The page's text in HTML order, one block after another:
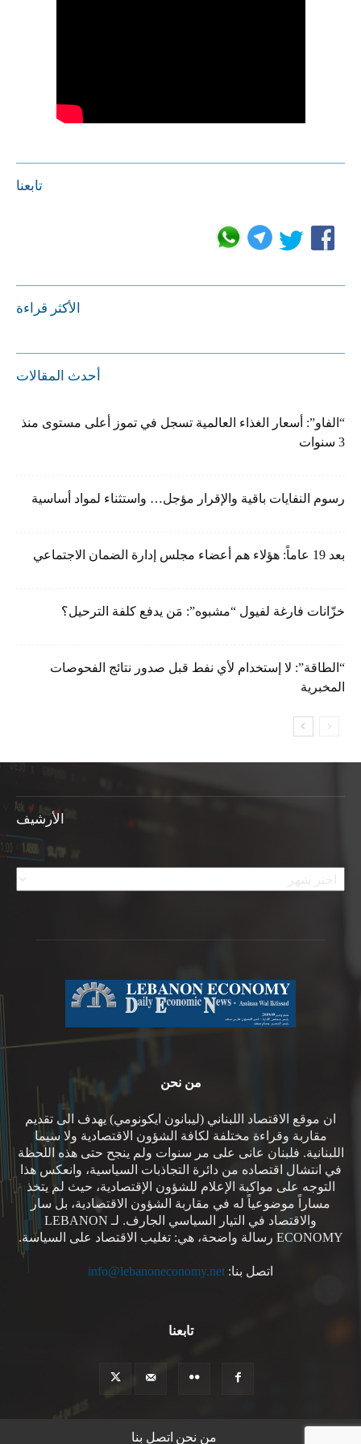
تابعنا
الأكثر قراءة
أحدث المقالات
“الفاو”: أسعار الغذاء العالمية تسجل في تموز أعلى مستوى منذ
3 سنوات
رسوم النفايات باقية والإقرار مؤجل… واستثناء لمواد أساسية
بعد 19 عاماً: هؤلاء هم أعضاء مجلس إدارة الضمان الاجتماعي
خزّانات فارغة لفيول “مشبوه”: مَن يدفع كلفة الترحيل؟
“الطاقة”: لا إستخدام لأي نفط قبل صدور نتائج الفحوصات
المخبرية
الأرشيف
الأرشيف
من نحن
ان موقع الاقتصاد اللبناني (ليبانون ايكونومي) يهدف الى تقديم
مقاربة وقراءة مختلفة لكافة الشؤون الاقتصادية ولا سيما
اللبنانية. فلبنان عانى على مر سنوات ولم ينجح حتى هذه اللحظة
في انتشال اقتصاده من دائرة التجاذبات السياسية، وانعكس هذا
التوجه على مواكبة الإعلام للشؤون الإقتصادية، حيث لم يتخذ
مساراً موضوعياً له في مقاربة الشؤون الاقتصادية، بل سار
والاقتصاد في التيار السياسي الجارف. لـ LEBANON
ECONOMY رسالة واضحة، هي: تغليب الاقتصاد على السياسة.
اتصل بنا: info@lebanoneconomy.net
تابعنا
من نحن اتصل بنا